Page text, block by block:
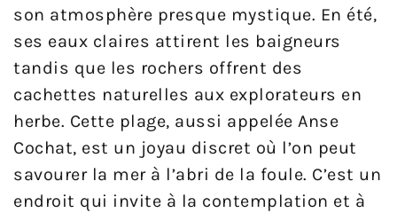
son atmosphère presque mystique. En été,
ses eaux claires attirent les baigneurs
tandis que les rochers offrent des
cachettes naturelles aux explorateurs en
herbe. Cette plage, aussi appelée Anse
Cochat, est un joyau discret où l’on peut
savourer la mer à l’abri de la foule. C’est un
endroit qui invite à la contemplation et à